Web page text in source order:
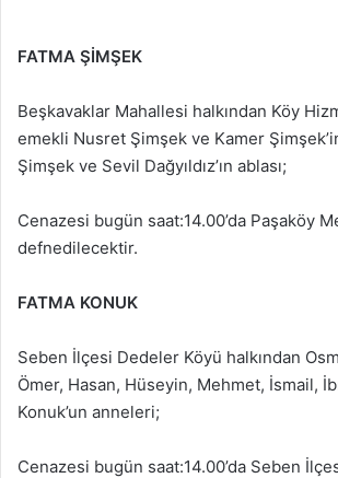
FATMA ŞİMŞEK
Beşkavaklar Mahallesi halkından Köy
emekli Nusret Şimşek ve Kamer
Şimşek ve Sevil Dağyıldız’ın ablası;
Cenazesi bugün saat:14.00’da Paşaköy
defnedilecektir.
FATMA KONUK
Seben İlçesi Dedeler Köyü halkından
Ömer, Hasan, Hüseyin, Mehmet, İsmail,
Konuk’un anneleri;
Cenazesi bugün saat:14.00’da Seben